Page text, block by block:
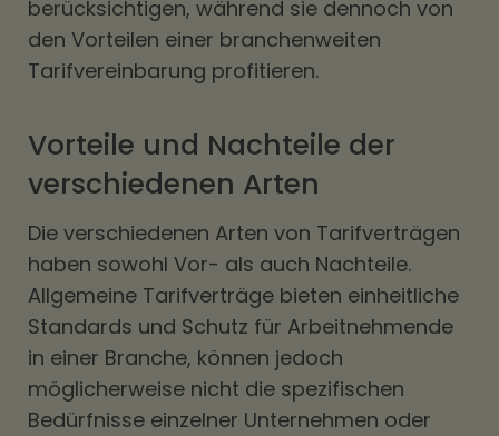
berücksichtigen, während sie dennoch von
den Vorteilen einer branchenweiten
Tarifvereinbarung profitieren.
Vorteile und Nachteile der
verschiedenen Arten
Die verschiedenen Arten von Tarifverträgen
haben sowohl Vor- als auch Nachteile.
Allgemeine Tarifverträge bieten einheitliche
Standards und Schutz für Arbeitnehmende
in einer Branche, können jedoch
möglicherweise nicht die spezifischen
Bedürfnisse einzelner Unternehmen oder